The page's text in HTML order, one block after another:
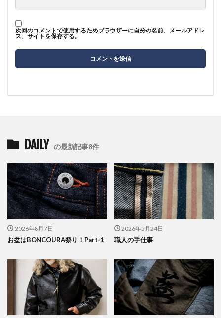
次回のコメントで使用するためブラウザーに自分の名前、メールアドレ
ス、サイトを保存する。
DAILY の最新記事8件
2026年8月7日
お盆はBONCOURA祭り！Part-1
2026年5月24日
職人の手仕事